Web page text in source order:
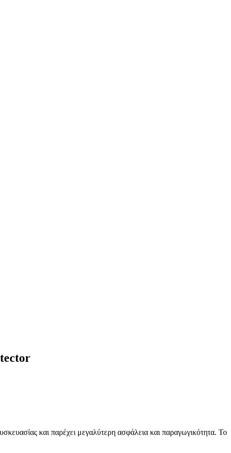
και παρέχει μεγαλύτερη ασφάλεια και παραγωγικότητα. Το